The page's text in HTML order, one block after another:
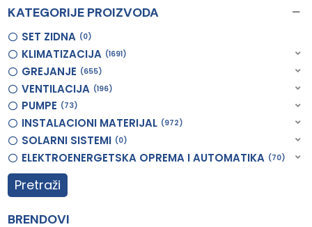
KATEGORIJE PROIZVODA
SET ZIDNA 0
KLIMATIZACIJA 1691
GREJANJE 655
VENTILACIJA 196
PUMPE 73
INSTALACIONI MATERIJAL 972
SOLARNI SISTEMI 0
ELEKTROENERGETSKA OPREMA I AUTOMATIKA 70
Pretraži
BRENDOVI